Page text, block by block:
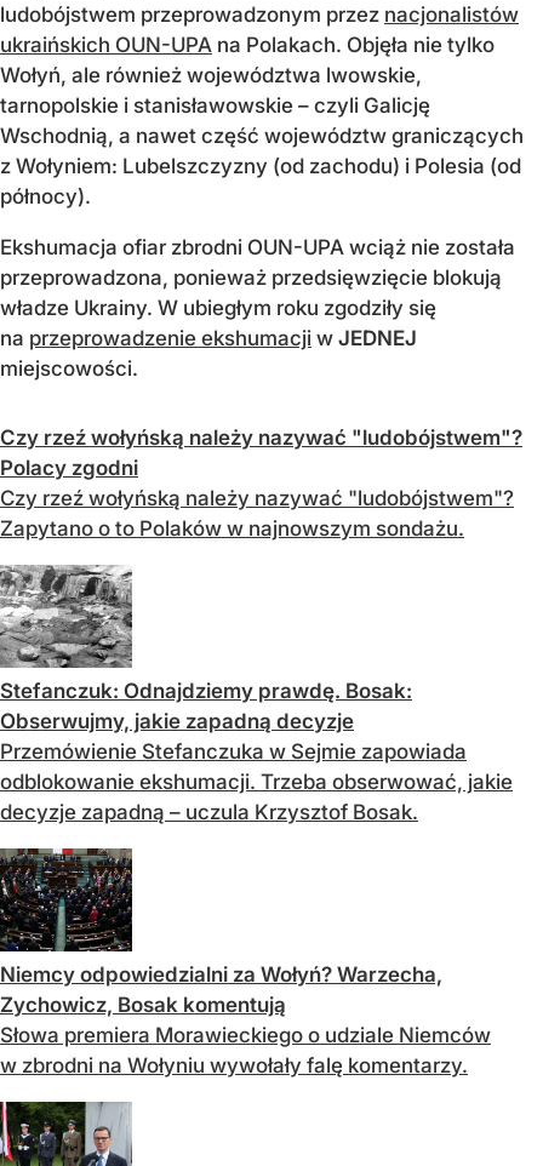
ludobójstwem przeprowadzonym przez nacjonalistów
ukraińskich OUN-UPA na Polakach. Objęła nie tylko
Wołyń, ale również województwa lwowskie,
tarnopolskie i stanisławowskie – czyli Galicję
Wschodnią, a nawet część województw graniczących
z Wołyniem: Lubelszczyzny (od zachodu) i Polesia (od
północy).
Ekshumacja ofiar zbrodni OUN-UPA wciąż nie została
przeprowadzona, ponieważ przedsięwzięcie blokują
władze Ukrainy. W ubiegłym roku zgodziły się
na przeprowadzenie ekshumacji w JEDNEJ
miejscowości.
Czy rzeź wołyńską należy nazywać "ludobójstwem"?
Polacy zgodni
Czy rzeź wołyńską należy nazywać "ludobójstwem"?
Zapytano o to Polaków w najnowszym sondażu.
Stefanczuk: Odnajdziemy prawdę. Bosak:
Obserwujmy, jakie zapadną decyzje
Przemówienie Stefanczuka w Sejmie zapowiada
odblokowanie ekshumacji. Trzeba obserwować, jakie
decyzje zapadną – uczula Krzysztof Bosak.
Niemcy odpowiedzialni za Wołyń? Warzecha,
Zychowicz, Bosak komentują
Słowa premiera Morawieckiego o udziale Niemców
w zbrodni na Wołyniu wywołały falę komentarzy.